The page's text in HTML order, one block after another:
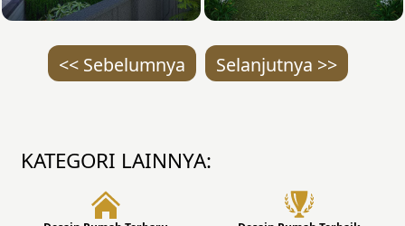
<< Sebelumnya Selanjutnya >>
KATEGORI LAINNYA: